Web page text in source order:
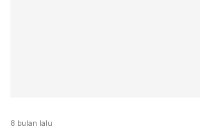
8 bulan lalu